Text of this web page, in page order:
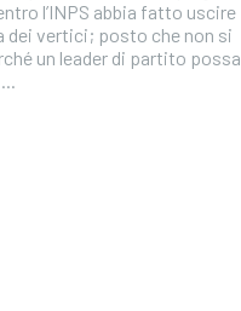
l’INPS abbia fatto uscire
dei vertici; posto che non si
un leader di partito possa